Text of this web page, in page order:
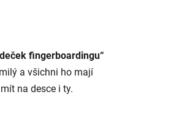
fingerboardingu“
a všichni ho mají
na desce i ty.